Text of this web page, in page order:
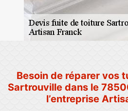
Besoin de réparer vos
Sartrouville dans le
l’entreprise